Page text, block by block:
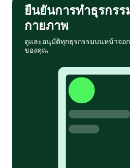
ยืนยันการทำธุรกรร
กายภาพ
ดูและอนุมัติทุกธุรกรรมบนหน้าจอ
ของคุณ